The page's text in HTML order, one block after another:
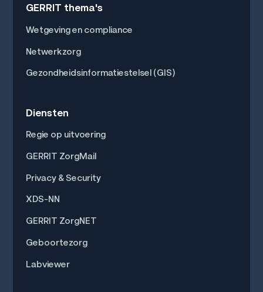
GERRIT thema's
Wetgeving en compliance
Netwerkzorg
Gezondheidsinformatiestelsel (GIS)
Diensten
Regie op uitvoering
GERRIT ZorgMail
Privacy & Security
XDS-NN
GERRIT ZorgNET
Geboortezorg
Labviewer